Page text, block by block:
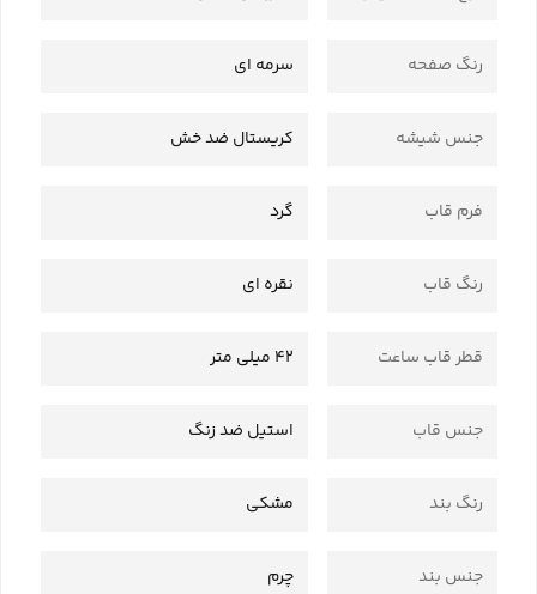
رنگ صفحه سرمه ای
جنس شیشه کریستال ضد خش
فرم قاب گرد
رنگ قاب نقره ای
قطر قاب ساعت 42 میلی متر
جنس قاب استیل ضد زنگ
رنگ بند مشکی
جنس بند چرم